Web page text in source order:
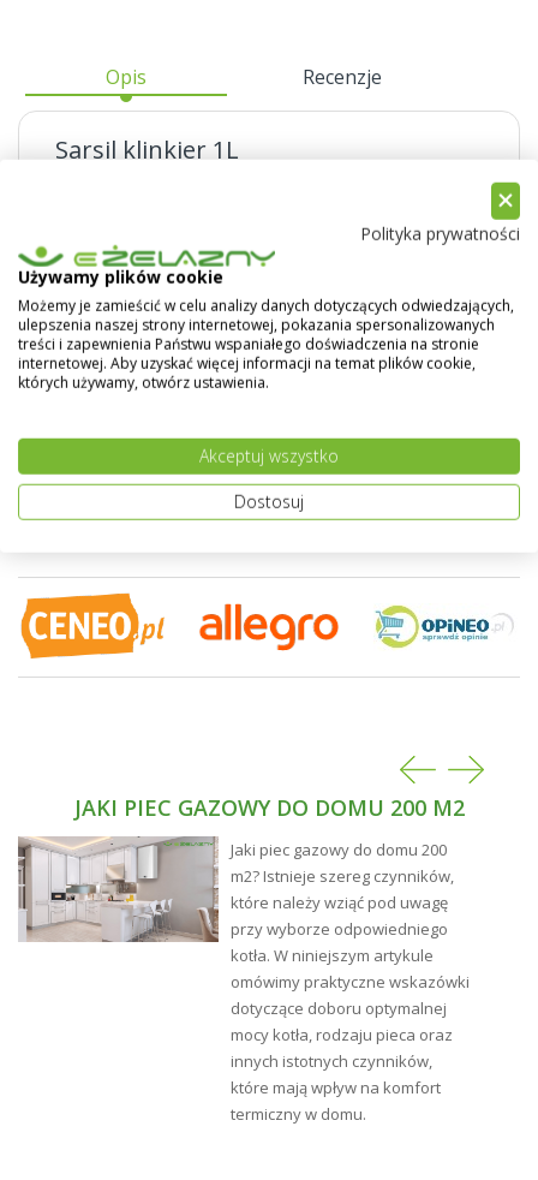
Opis Recenzje
Sarsil klinkier 1L
zewnątrz. Nowoczesna receptura
SARSIL klinkier
sprawia że preparat penetruje powierzchnię klinkieru
tworząc w ten sposób warstwę ochronną, odporną na
warunki atmosferyczne, promieniowanie UV oraz wiele
czynników chemicznych, zachowując tym samym
paroprzepuszczalność podłoża. Sarsil Klinkier zwiększa
mrozoodporność,uszlachetnia powierzchnię i
nadając jej własności hydrofobowe, co redukuje
skłonność do zabrudzeń i ułatwia samooczyszczanie
elewacji pod wpływem opadów atmosferycznych, oraz
ułatwia czyszczenie klinkieru po wykonaniu
Przygotowanie podłoża
Klinkier przeznaczony do impregnacji należy dokładnie
oczyścić. Aby usunąć trudne zabrudzenia, zaleca się
użycie środka chemicznegoSARSIL® czyścik.
należy nanosić na suchą powierzchnię
podczas suchej, bezdeszczowej pogody w
temperaturach od +5 do +30 °C. W przypadku
impregnacji klinkieru przed jego spoinowaniem,
impregnację spoin wykonać po ich całkowitym
JAKI PIEC GAZOWY DO DOMU 200 M2
Jaki piec gazowy do domu 200
m2? Istnieje szereg czynników,
które należy wziąć pod uwagę
przy wyborze odpowiedniego
kotła. W niniejszym artykule
omówimy praktyczne wskazówki
dotyczące doboru optymalnej
mocy kotła, rodzaju pieca oraz
innych istotnych czynników,
które mają wpływ na komfort
termiczny w domu.
Polityka prywatności
Używamy plików cookie
Możemy je zamieścić w celu analizy danych dotyczących odwiedzających,
ulepszenia naszej strony internetowej, pokazania spersonalizowanych
treści i zapewnienia Państwu wspaniałego doświadczenia na stronie
internetowej. Aby uzyskać więcej informacji na temat plików cookie,
których używamy, otwórz ustawienia.
Akceptuj wszystko
Dostosuj